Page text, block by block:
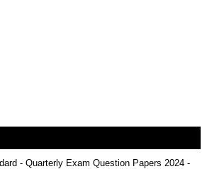
- Quarterly Exam Question Papers 2024 -